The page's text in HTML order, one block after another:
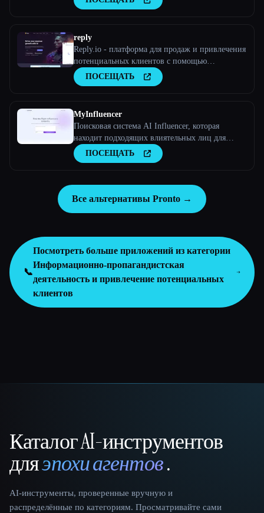
по искусственному интеллекту станет
reply
Reply.io - платформа для продаж и привлечения
потенциальных клиентов с помощью
искусственного интеллекта
ПОСЕЩАТЬ
MyInfluencer
Поисковая система AI Influencer, которая
находит подходящих влиятельных лиц для
любого бизнеса
ПОСЕЩАТЬ
Все альтернативы Pronto →
📞
Посмотреть больше приложений из категории
Информационно-пропагандистская
деятельность и привлечение потенциальных
клиентов
That AI Collection
Каталог AI-инструментов
дляэпохи агентов.
AI-инструменты, проверенные вручную и
распределённые по категориям. Просматривайте сами